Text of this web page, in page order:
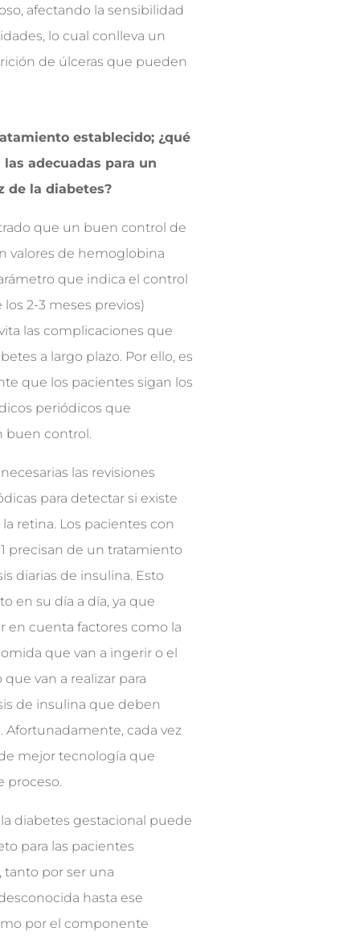
afectando la sensibilidad
lo cual conlleva un
de úlceras que pueden
establecido; ¿qué
adecuadas para un
de la diabetes?
que un buen control de
valores de hemoglobina
que indica el control
2-3 meses previos)
las complicaciones que
a largo plazo. Por ello, es
que los pacientes sigan los
periódicos que
buen control.
las revisiones
para detectar si existe
retina. Los pacientes con
precisan de un tratamiento
diarias de insulina. Esto
en su día a día, ya que
en cuenta factores como la
que van a ingerir o el
van a realizar para
de insulina que deben
Afortunadamente, cada vez
mejor tecnología que
proceso.
diabetes gestacional puede
para las pacientes
tanto por ser una
hasta ese
por el componente